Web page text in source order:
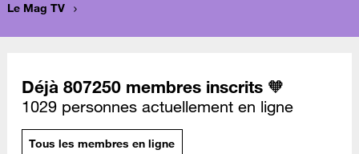
Le Mag TV
Déjà 807250 membres inscrits 🧡
1029 personnes actuellement en ligne
Tous les membres en ligne